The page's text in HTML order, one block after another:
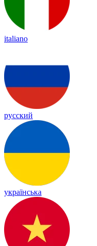
italiano
русский
українська